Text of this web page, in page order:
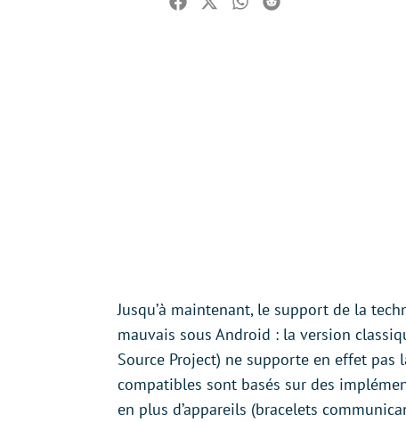
Facebook
TwitterWhatsapp
Reddit
Jusqu’à maintenant, le support de la
mauvais sous Android : la version
Source Project) ne supporte en effet
compatibles sont basés sur des
en plus d’appareils (bracelets